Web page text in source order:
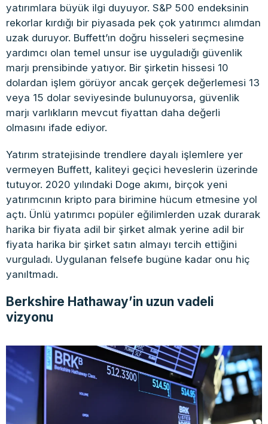
yatırımlara büyük ilgi duyuyor. S&P 500 endeksinin
rekorlar kırdığı bir piyasada pek çok yatırımcı alımdan
uzak duruyor. Buffett’ın doğru hisseleri seçmesine
yardımcı olan temel unsur ise uyguladığı güvenlik
marjı prensibinde yatıyor. Bir şirketin hissesi 10
dolardan işlem görüyor ancak gerçek değerlemesi 13
veya 15 dolar seviyesinde bulunuyorsa, güvenlik
marjı varlıkların mevcut fiyattan daha değerli
olmasını ifade ediyor.
Yatırım stratejisinde trendlere dayalı işlemlere yer
vermeyen Buffett, kaliteyi geçici heveslerin üzerinde
tutuyor. 2020 yılındaki Doge akımı, birçok yeni
yatırımcının kripto para birimine hücum etmesine yol
açtı. Ünlü yatırımcı popüler eğilimlerden uzak durarak
harika bir fiyata adil bir şirket almak yerine adil bir
fiyata harika bir şirket satın almayı tercih ettiğini
vurguladı. Uygulanan felsefe bugüne kadar onu hiç
yanıltmadı.
Berkshire Hathaway’in uzun vadeli
vizyonu